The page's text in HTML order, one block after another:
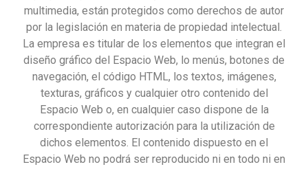
multimedia, están protegidos como derechos de autor
por la legislación en materia de propiedad intelectual.
La empresa es titular de los elementos que integran el
diseño gráfico del Espacio Web, lo menús, botones de
navegación, el código HTML, los textos, imágenes,
texturas, gráficos y cualquier otro contenido del
Espacio Web o, en cualquier caso dispone de la
correspondiente autorización para la utilización de
dichos elementos. El contenido dispuesto en el
Espacio Web no podrá ser reproducido ni en todo ni en